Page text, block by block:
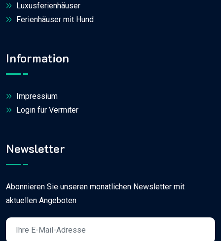
Luxusferienhäuser
Ferienhäuser mit Hund
Information
Impressium
Login für Vermiter
Newsletter
Abonnieren Sie unseren monatlichen Newsletter mit
aktuellen Angeboten